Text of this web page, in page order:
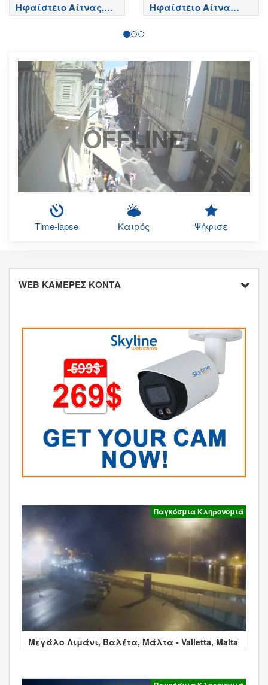
Ηφαίστειο Αίτνας,
Βόρεια πλευρά - Etna
Ηφαίστειο Αίτνα
Τώρα
OFFLINE
Time-lapse Καιρός Ψήφισε
WEB ΚΑΜΕΡΕΣ ΚΟΝΤΑ
Παγκόσμια Κληρονομιά
Μεγάλο Λιμάνι, Βαλέτα, Μάλτα - Valletta, Malta